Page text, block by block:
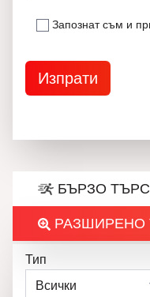
Запознат съм и
БЪРЗО
РАЗШИРЕНО
Тип